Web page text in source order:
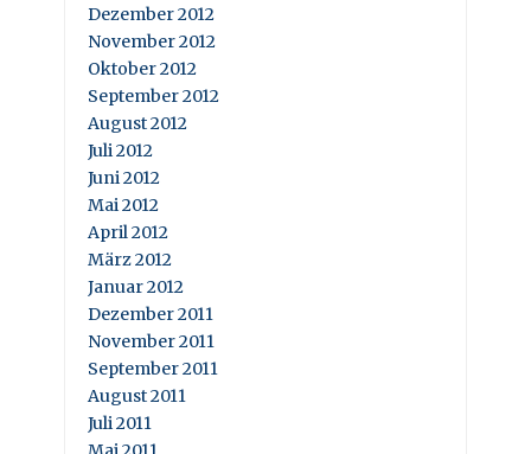
Dezember 2012
November 2012
Oktober 2012
September 2012
August 2012
Juli 2012
Juni 2012
Mai 2012
April 2012
März 2012
Januar 2012
Dezember 2011
November 2011
September 2011
August 2011
Juli 2011